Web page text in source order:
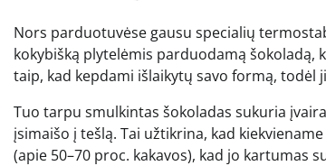
Nors parduotuvėse gausu specialių
kokybišką plytelėmis parduodamą šokoladą,
taip, kad kepdami išlaikytų savo formą, todėl
Tuo tarpu smulkintas šokoladas sukuria
įsimaišo į tešlą. Tai užtikrina, kad
(apie 50–70 proc. kakavos), kad jo kartumas